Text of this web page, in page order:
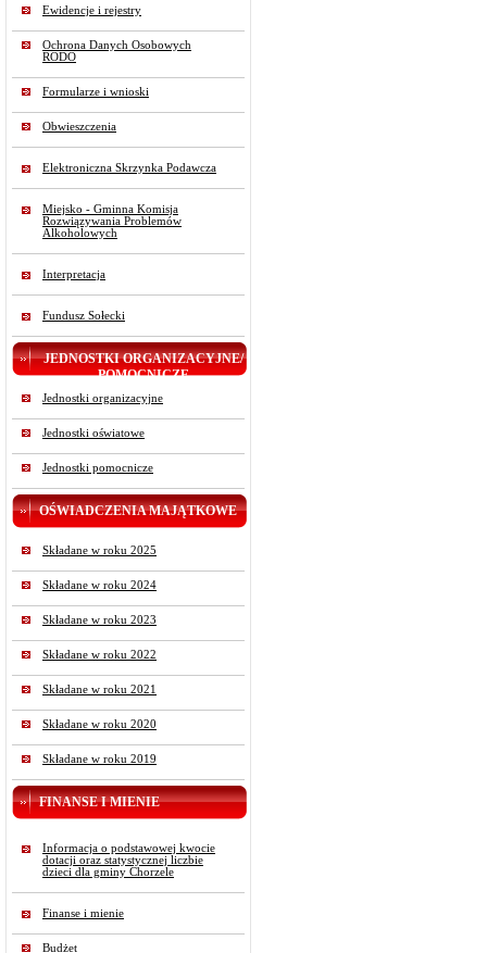
Ewidencje i rejestry
Ochrona Danych Osobowych
RODO
Formularze i wnioski
Obwieszczenia
Elektroniczna Skrzynka Podawcza
Miejsko - Gminna Komisja
Rozwiązywania Problemów
Alkoholowych
Interpretacja
Fundusz Sołecki
JEDNOSTKI ORGANIZACYJNE/
POMOCNICZE
Jednostki organizacyjne
Jednostki oświatowe
Jednostki pomocnicze
OŚWIADCZENIA MAJĄTKOWE
Składane w roku 2025
Składane w roku 2024
Składane w roku 2023
Składane w roku 2022
Składane w roku 2021
Składane w roku 2020
Składane w roku 2019
FINANSE I MIENIE
Informacja o podstawowej kwocie
dotacji oraz statystycznej liczbie
dzieci dla gminy Chorzele
Finanse i mienie
Budżet